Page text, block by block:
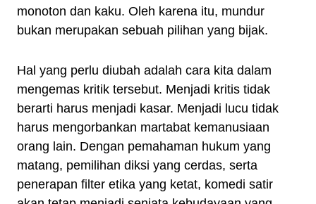
monoton dan kaku. Oleh karena itu, mundur
bukan merupakan sebuah pilihan yang bijak.
Hal yang perlu diubah adalah cara kita dalam
mengemas kritik tersebut. Menjadi kritis tidak
berarti harus menjadi kasar. Menjadi lucu tidak
harus mengorbankan martabat kemanusiaan
orang lain. Dengan pemahaman hukum yang
matang, pemilihan diksi yang cerdas, serta
penerapan filter etika yang ketat, komedi satir